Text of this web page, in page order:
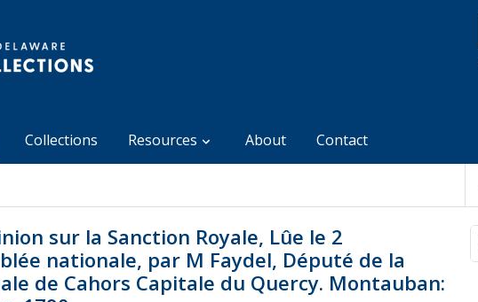
Collections Resources About Contact
sur la Sanction Royale, Lûe le 2
nationale, par M Faydel, Député de la
de Cahors Capitale du Quercy. Montauban: